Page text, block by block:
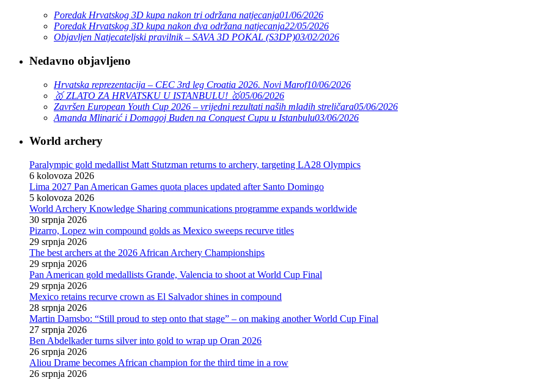
Poredak Hrvatskog 3D kupa nakon tri održana natjecanja01/06/2026
Poredak Hrvatskog 3D kupa nakon dva održana natjecanja22/05/2026
Objavljen Natjecateljski pravilnik – SAVA 3D POKAL (S3DP)03/02/2026
Nedavno objavljeno
Hrvatska reprezentacija – CEC 3rd leg Croatia 2026. Novi Marof10/06/2026
🥇 ZLATO ZA HRVATSKU U ISTANBULU! 🥇05/06/2026
Završen European Youth Cup 2026 – vrijedni rezultati naših mladih streličara05/06/2026
Amanda Mlinarić i Domagoj Buden na Conquest Cupu u Istanbulu03/06/2026
World archery
Paralympic gold medallist Matt Stutzman returns to archery, targeting LA28 Olympics
6 kolovoza 2026
Lima 2027 Pan American Games quota places updated after Santo Domingo
5 kolovoza 2026
World Archery Knowledge Sharing communications programme expands worldwide
30 srpnja 2026
Pizarro, Lopez win compound golds as Mexico sweeps recurve titles
29 srpnja 2026
The best archers at the 2026 African Archery Championships
29 srpnja 2026
Pan American gold medallists Grande, Valencia to shoot at World Cup Final
29 srpnja 2026
Mexico retains recurve crown as El Salvador shines in compound
28 srpnja 2026
Martin Damsbo: “Still proud to step onto that stage” – on making another World Cup Final
27 srpnja 2026
Ben Abdelkader turns silver into gold to wrap up Oran 2026
26 srpnja 2026
Aliou Drame becomes African champion for the third time in a row
26 srpnja 2026